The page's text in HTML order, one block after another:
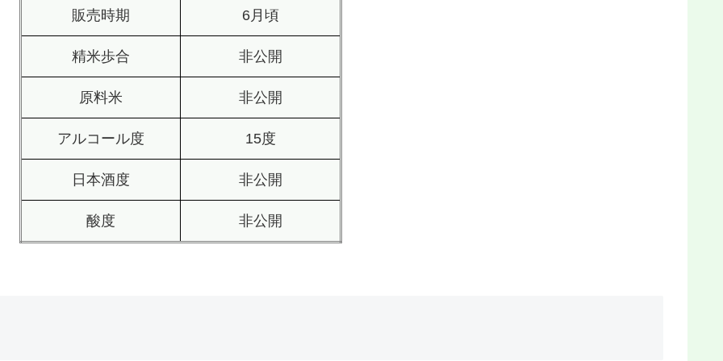
販売時期 6月頃
精米歩合 非公開
原料米 非公開
アルコール度 15度
日本酒度 非公開
酸度 非公開